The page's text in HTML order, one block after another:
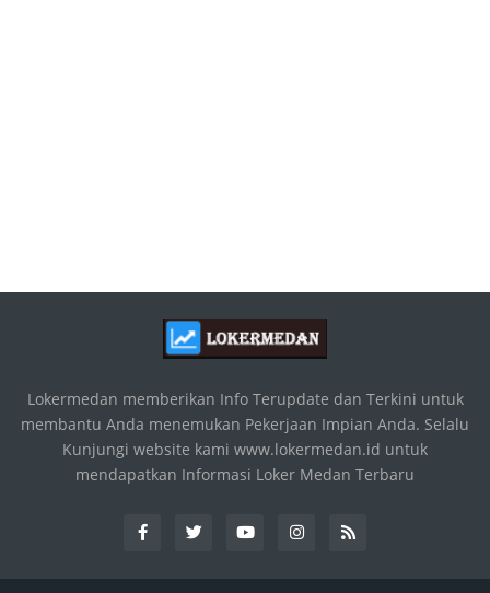
Lokermedan memberikan Info Terupdate dan Terkini untuk
membantu Anda menemukan Pekerjaan Impian Anda. Selalu
Kunjungi website kami www.lokermedan.id untuk
mendapatkan Informasi Loker Medan Terbaru